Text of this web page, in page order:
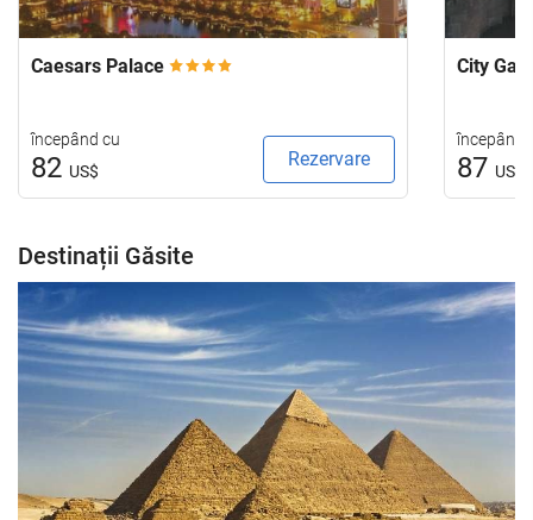
Caesars Palace
începând cu
82 US$
Rezervare
City
începând
87 US$
Destinații Găsite